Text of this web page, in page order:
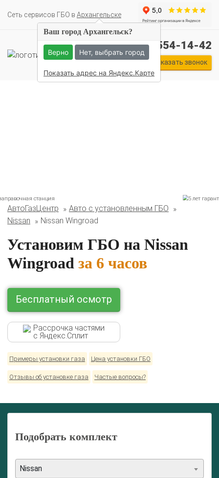
Cеть сервисов ГБО в Архангельске
Комплекты ГБО на иномарки:
BMW
Ford Geely
Skoda Toyota Volkswagen
+7 (911) 554-14-42
Заказать звонок
АвтоГазЦентр
Авто с установленным ГБО
Nissan
Nissan Wingroad
Установим ГБО на Nissan
Wingroad за 6 часов
Бесплатный осмотр
Рассрочка частями
с Яндекс.Сплит
Примеры установки газа Цена установки ГБО
Отзывы об установке газа Частые вопросы?
Подобрать комплект
Nissan
Ваш город Архангельск?
Верно Нет, выбрать город
Показать адрес на Яндекс.Карте